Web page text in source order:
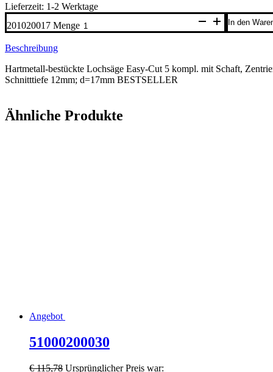
Lieferzeit: 1-2 Werktage
201020017 Menge
In den
Beschreibung
Hartmetall-bestückte Lochsäge Easy-Cut 5 kompl. mit Schaft,
Schnitttiefe 12mm; d=17mm BESTSELLER
Ähnliche Produkte
Angebot
51000200030
€115,78 Ursprünglicher Preis war: